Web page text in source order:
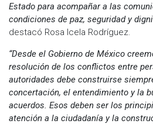
Estado para acompañar a las
condiciones de paz, seguridad y
destacó Rosa Icela Rodríguez.
“Desde el Gobierno de México
resolución de los conflictos entre
autoridades debe construirse
concertación, el entendimiento y la
acuerdos. Esos deben ser los
atención a la ciudadanía y la